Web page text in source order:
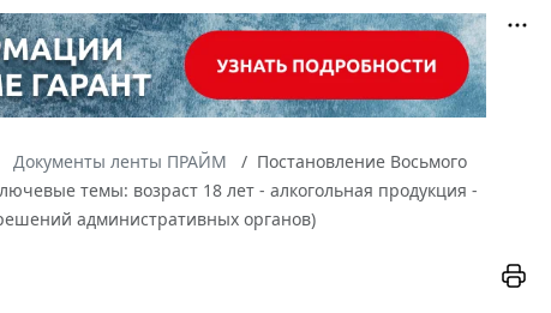
Документы ленты ПРАЙМ
Постановление Восьмого
темы: возраст 18 лет - алкогольная продукция -
административных органов)